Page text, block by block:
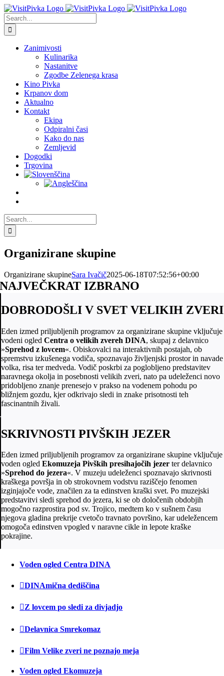
Skip
to
content
Search
for:
Zanimivosti
Kulinarika
Nastanitve
Zgodbe Zelenega krasa
Kino Pivka
Krpanov dom
Aktualno
Kontakt
Ekipa
Odpiralni časi
Kako do nas
Zemljevid
Dogodki
Trgovina
Search
for:
Organizirane skupine
Organizirane skupineSara Ivačič2025-06-18T07:52:56+00:00
NAJVEČKRAT IZBRANO
DOBRODOŠLI V SVET VELIKIH ZVERI
Eden izmed priljubljenih programov za organizirane skupine vključuje
vodeni ogledCentra o velikih zvereh DINA, skupaj z delavnico
»Sprehod z lovcem«. Obiskovalci na interaktivnih postajah, ob
spremstvu izkušenega vodiča, spoznavajo življenjski prostor in navade
volka, risa ter medveda. Vodič poskrbi za poglobljeno predstavitev
naravnega okolja in posebnosti velikih zveri, nato pa udeleženci novo
pridobljeno znanje prenesejo v prakso na vodenem pohodu po
bližnjem gozdu, kjer odkrivajo sledi in znake prisotnosti teh
fascinantnih živali.
SKRIVNOSTI PIVŠKIH JEZER
Eden izmed priljubljenih programov za organizirane skupine vključuje
voden ogledEkomuzeja Pivških presihajočih jezer ter delavnico
»Sprehod do jezera«. V muzeju udeleženci spoznavajo skrivnosti
kraškega površja in ob strokovnem vodstvu raziščejo fenomen
izginjajoče vode, značilen za ta edinstven kraški svet. Po muzejski
predstavitvi sledi sprehod do jezera, ki se ob določenih obdobjih
mogočno razprostira pod sv. Trojico, medtem ko v sušnem času
njegova gladina prekrije cvetočo travnato površino, kar udeležencem
omogoča edinstven vpogled v naravne cikle in lepote kraške
pokrajine.
Voden ogled Centra DINA
DINAmična dediščina
Z lovcem po sledi za divjadjo
Delavnica Smrekomaz
Film Velike zveri ne poznajo meja
Voden ogled Ekomuzeja